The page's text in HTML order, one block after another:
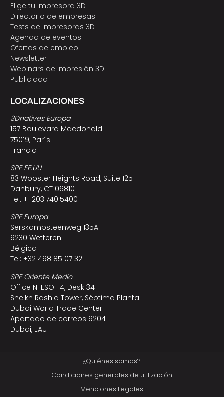
Elige tu impresora 3D
Directorio de empresas
Tests de impresoras 3D
Agenda de eventos
Ofertas de empleo
Newsletter
Webinars de impresión 3D
Publicidad
LOCALIZACIONES
3Dnatives Europa
157 Boulevard Macdonald
75019, París
Francia
SPE EE.UU.
83 Wooster Heights Road, Suite 125
Danbury, CT 06810
Tel: +1 203.740.5400
SPE Europa
Serskampsteenweg 135A
9230 Wetteren
Bélgica
Tel: +32 498 85 07 32
SPE Oriente Medio
Office N. ESO: 14, Desk 34
Sheikh Rashid Tower, Séptima Planta
Dubai World Trade Center
Apartado de correos 9204
Dubai, EAU
¿Quiénes somos?
Condiciones generales de utilización
Menciones Legales